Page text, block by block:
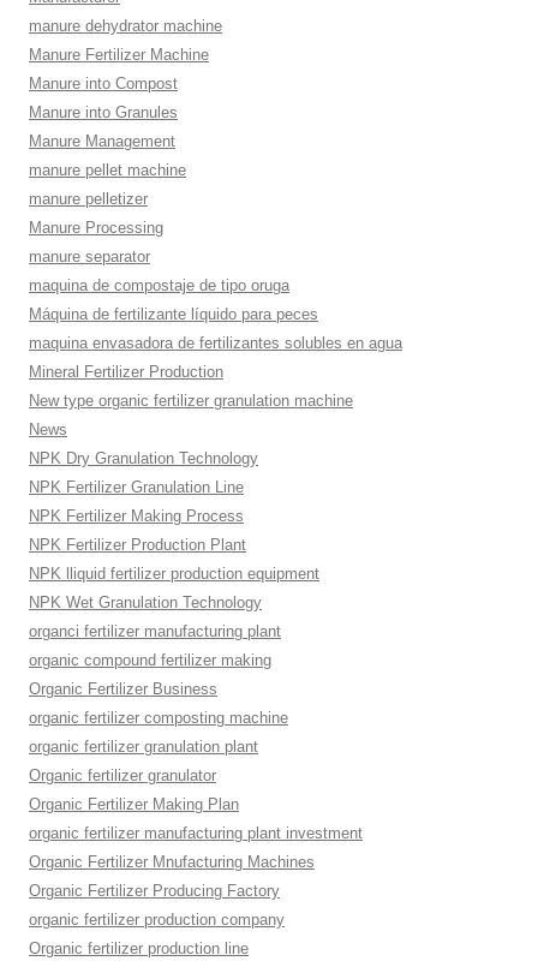
manure dehydrator machine
Manure Fertilizer Machine
Manure into Compost
Manure into Granules
Manure Management
manure pellet machine
manure pelletizer
Manure Processing
manure separator
maquina de compostaje de tipo oruga
Máquina de fertilizante líquido para peces
maquina envasadora de fertilizantes solubles en agua
Mineral Fertilizer Production
New type organic fertilizer granulation machine
News
NPK Dry Granulation Technology
NPK Fertilizer Granulation Line
NPK Fertilizer Making Process
NPK Fertilizer Production Plant
NPK lliquid fertilizer production equipment
NPK Wet Granulation Technology
organci fertilizer manufacturing plant
organic compound fertilizer making
Organic Fertilizer Business
organic fertilizer composting machine
organic fertilizer granulation plant
Organic fertilizer granulator
Organic Fertilizer Making Plan
organic fertilizer manufacturing plant investment
Organic Fertilizer Mnufacturing Machines
Organic Fertilizer Producing Factory
organic fertilizer production company
Organic fertilizer production line